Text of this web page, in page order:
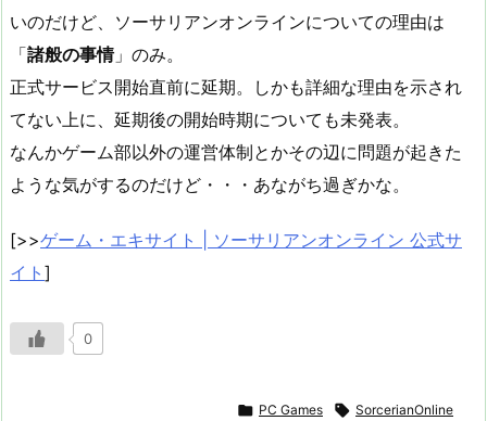
いのだけど、ソーサリアンオンラインについての理由は
「諸般の事情」のみ。
正式サービス開始直前に延期。しかも詳細な理由を示され
てない上に、延期後の開始時期についても未発表。
なんかゲーム部以外の運営体制とかその辺に問題が起きた
ような気がするのだけど・・・あながち過ぎかな。
[>>ゲーム・エキサイト | ソーサリアンオンライン 公式サ
イト ]
0
 PC Games  SorcerianOnline